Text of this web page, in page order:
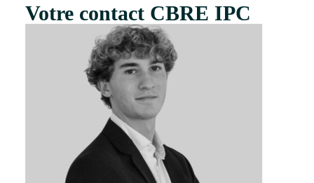
Votre contact CBRE IPC